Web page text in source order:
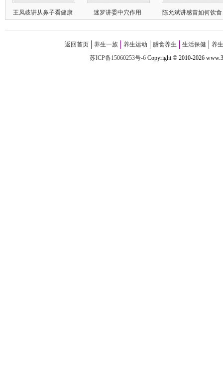
王凤岐讲从鼻子看健康 迷罗讲委中穴作用 陈允斌讲感冒如何饮食
返回首页 养生一族 养生运动 膳食养生 生活保健
养
苏ICP备15060253号-6Copyright©2010-2026